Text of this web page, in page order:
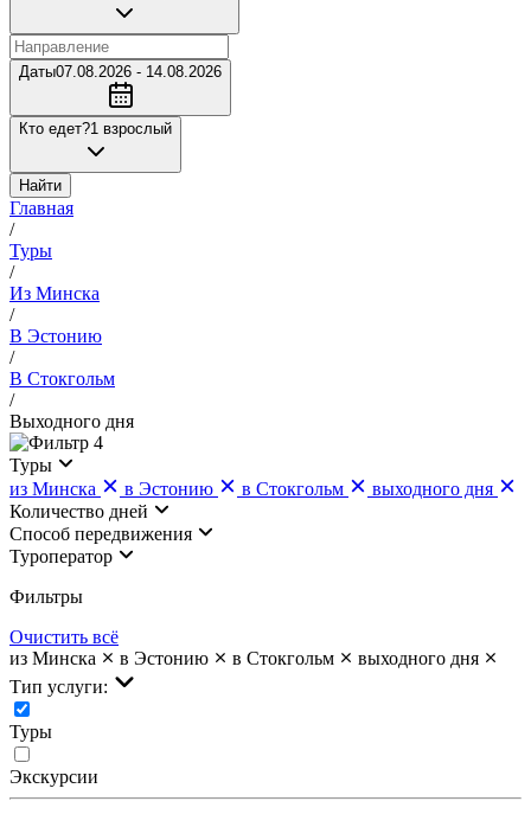
Даты07.08.2026 - 14.08.2026
Кто едет?1 взрослый
Найти
Главная
/
Туры
/
Из Минска
/
В Эстонию
/
В Стокгольм
/
Выходного дня
4
Туры
из Минска
в Эстонию в Стокгольм
выходного дня
Количество дней
Cпособ передвижения
Туроператор
Фильтры
Очистить всё
из Минска
в Эстонию в Стокгольм
выходного дня
Тип услуги:
Туры
Экскурсии